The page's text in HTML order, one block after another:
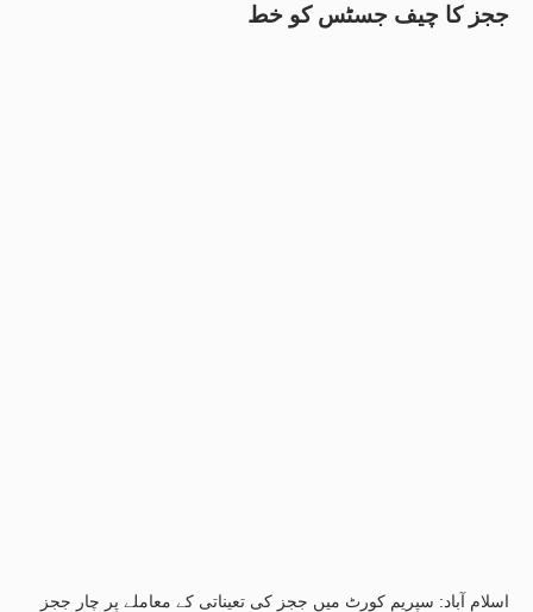
ججز کا چیف جسٹس کو خط
اسلام آباد: سپریم کورٹ میں ججز کی تعیناتی کے معاملے پر چار ججز